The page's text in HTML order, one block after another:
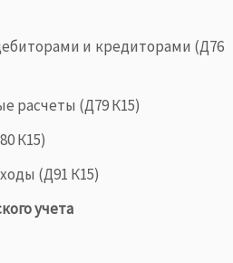
и кредиторами (Д76
расчеты (Д79 К15)
К15)
(Д91 К15)
учета